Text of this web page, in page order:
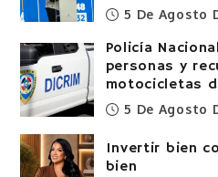
5 De Agosto
Policía
personas y
motocicletas
5 De Agosto
Invertir bien
bien